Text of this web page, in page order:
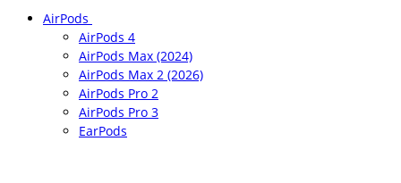
AirPods
AirPods 4
AirPods Max (2024)
AirPods Max 2 (2026)
AirPods Pro 2
AirPods Pro 3
EarPods